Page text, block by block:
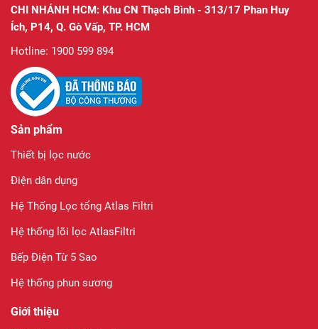
CHI NHÁNH HCM: Khu CN Thạch Bình - 313/17 Phan Huy
Ích, P14, Q. Gò Vấp, TP. HCM
Hotline: 1900 599 894
Sản phẩm
Thiết bị lọc nước
Điện dân dụng
Hệ Thống Lọc tổng Atlas Filtri
Hệ thống lõi lọc AtlasFiltri
Bếp Điện Từ 5 Sao
Hệ thống phun sương
Giới thiệu